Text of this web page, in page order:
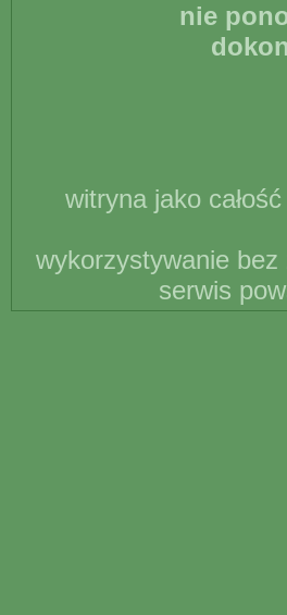
nie
witryna jako
wykorzystywanie bez
serwis